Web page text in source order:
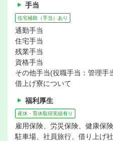
手当
住宅補助（手当）あり
通勤手当
住宅手当
残業手当
資格手当
その他手当(役職手当：管理手
借上げ寮について
福利厚生
産休・育休取得実績有り
雇用保険、労災保険、健康保
駐車場、社員旅行、借り上げ